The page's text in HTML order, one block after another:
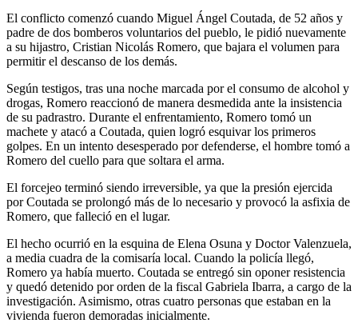
El conflicto comenzó cuando Miguel Ángel Coutada, de 52 años y
padre de dos bomberos voluntarios del pueblo, le pidió nuevamente
a su hijastro, Cristian Nicolás Romero, que bajara el volumen para
permitir el descanso de los demás.
Según testigos, tras una noche marcada por el consumo de alcohol y
drogas, Romero reaccionó de manera desmedida ante la insistencia
de su padrastro. Durante el enfrentamiento, Romero tomó un
machete y atacó a Coutada, quien logró esquivar los primeros
golpes. En un intento desesperado por defenderse, el hombre tomó a
Romero del cuello para que soltara el arma.
El forcejeo terminó siendo irreversible, ya que la presión ejercida
por Coutada se prolongó más de lo necesario y provocó la asfixia de
Romero, que falleció en el lugar.
El hecho ocurrió en la esquina de Elena Osuna y Doctor Valenzuela,
a media cuadra de la comisaría local. Cuando la policía llegó,
Romero ya había muerto. Coutada se entregó sin oponer resistencia
y quedó detenido por orden de la fiscal Gabriela Ibarra, a cargo de la
investigación. Asimismo, otras cuatro personas que estaban en la
vivienda fueron demoradas inicialmente.